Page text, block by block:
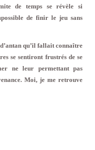
de temps se révèle si
de finir le jeu sans
qu’il fallait connaître
se sentiront frustrés de se
ne leur permettant pas
Moi, je me retrouve